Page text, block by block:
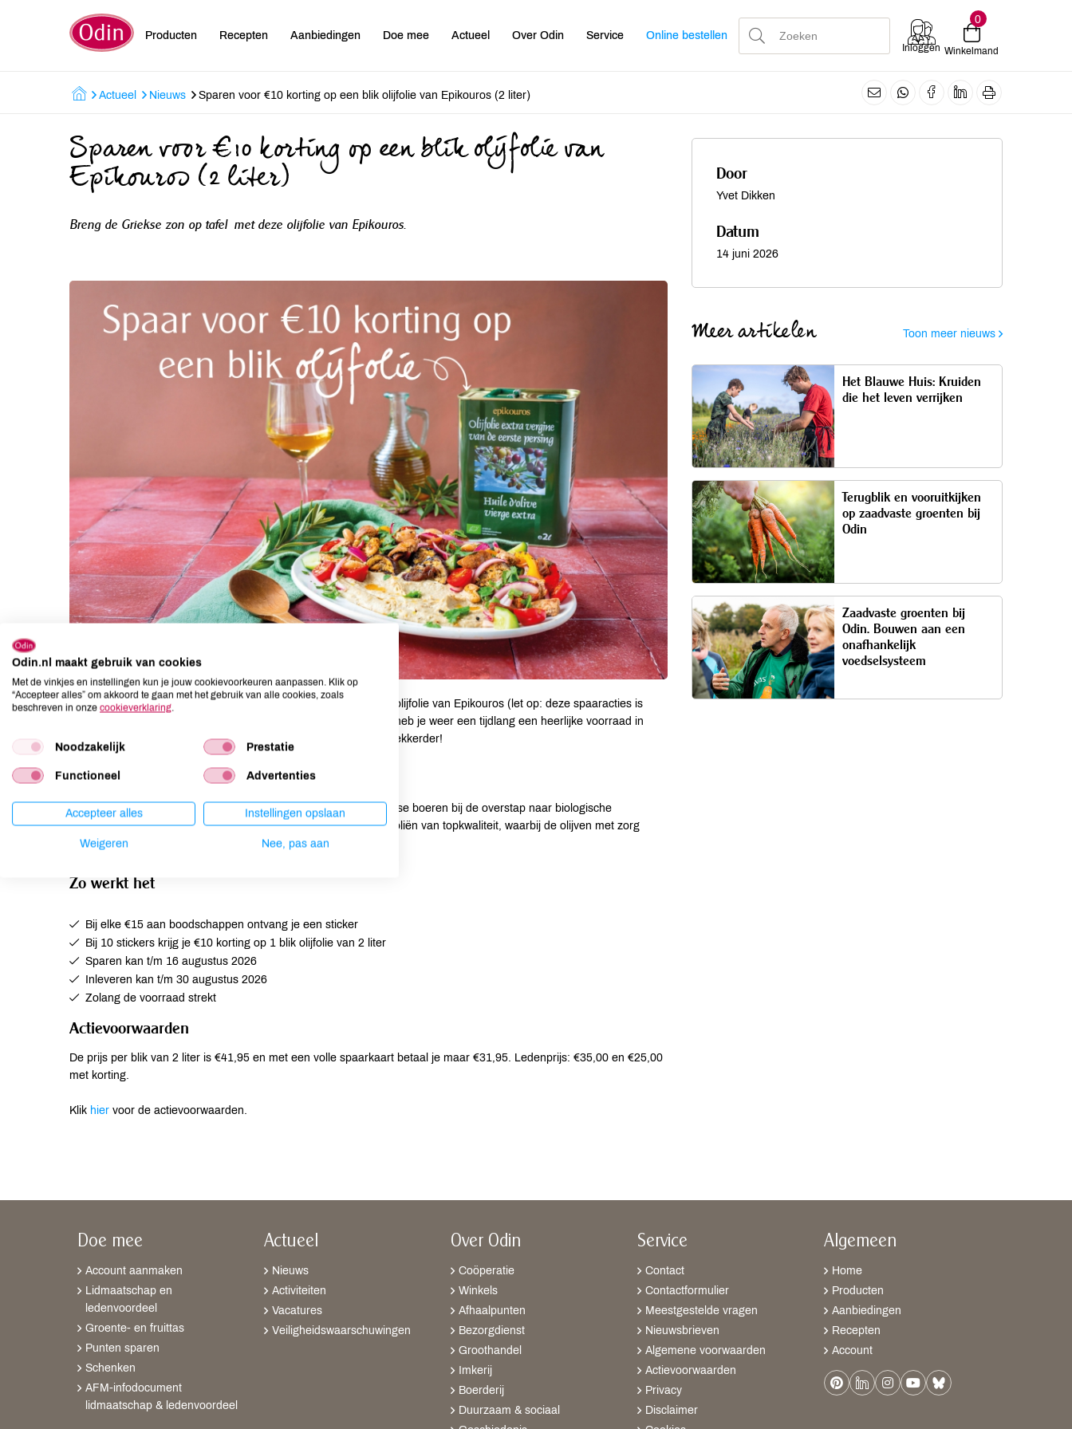
Producten Recepten Aanbiedingen Doe mee Actueel Over Odin Service Online bestellen
Inloggen
0
Winkelmand
Actueel Nieuws Sparen voor €10 korting op een blik olijfolie van Epikouros (2 liter)
Sparen voor €10 korting op een blik olijfolie van
Epikouros (2 liter)
Breng de Griekse zon op tafel met deze olijfolie van Epikouros.
Vanaf 15 juni kun je bij Odin sparen voor €10 korting op een blik olijfolie van Epikouros (let op: deze spaaracties is
alleen geldig in de fysieke Odin-winkels). Met een blik van 2 liter heb je weer een tijdlang een heerlijke voorraad in
huis. Want laten we eerlijk zijn, een scheutje olijfolie maakt alles lekkerder!
Epikouros
Epikouros is Grieks voor ‘helper’, zij begeleiden sinds 1994 Griekse boeren bij de overstap naar biologische
olijventeelt. Samen met ruim honderd olijfboeren produceren ze oliën van topkwaliteit, waarbij de olijven met zorg
worden geteeld en verwerkt.
Zo werkt het
Bij elke €15 aan boodschappen ontvang je een sticker
Bij 10 stickers krijg je €10 korting op 1 blik olijfolie van 2 liter
Sparen kan t/m 16 augustus 2026
Inleveren kan t/m 30 augustus 2026
Zolang de voorraad strekt
Actievoorwaarden
De prijs per blik van 2 liter is €41,95 en met een volle spaarkaart betaal je maar €31,95. Ledenprijs: €35,00 en €25,00
met korting.
Klik hier voor de actievoorwaarden.
Door
Yvet Dikken
Datum
14 juni 2026
Meer artikelen Toon meer nieuws
Het Blauwe Huis: Kruiden
die het leven verrijken
Terugblik en vooruitkijken
op zaadvaste groenten bij
Odin
Zaadvaste groenten bij
Odin. Bouwen aan een
onafhankelijk
voedselsysteem
Doe mee
Account aanmaken
Lidmaatschap en
ledenvoordeel
Groente- en fruittas
Punten sparen
Schenken
AFM-infodocument
lidmaatschap & ledenvoordeel
Actueel
Nieuws
Activiteiten
Vacatures
Veiligheidswaarschuwingen
Over Odin
Coöperatie
Winkels
Afhaalpunten
Bezorgdienst
Groothandel
Imkerij
Boerderij
Duurzaam & sociaal
Service
Contact
Contactformulier
Meestgestelde vragen
Nieuwsbrieven
Algemene voorwaarden
Actievoorwaarden
Privacy
Disclaimer
Algemeen
Home
Producten
Aanbiedingen
Recepten
Account
Odin.nl maakt gebruik van cookies
Met de vinkjes en instellingen kun je jouw cookievoorkeuren aanpassen. Klik op
“Accepteer alles” om akkoord te gaan met het gebruik van alle cookies, zoals
beschreven in onze cookieverklaring.
Noodzakelijk Prestatie
Functioneel Advertenties
Accepteer alles Instellingen opslaan
Weigeren Nee, pas aan